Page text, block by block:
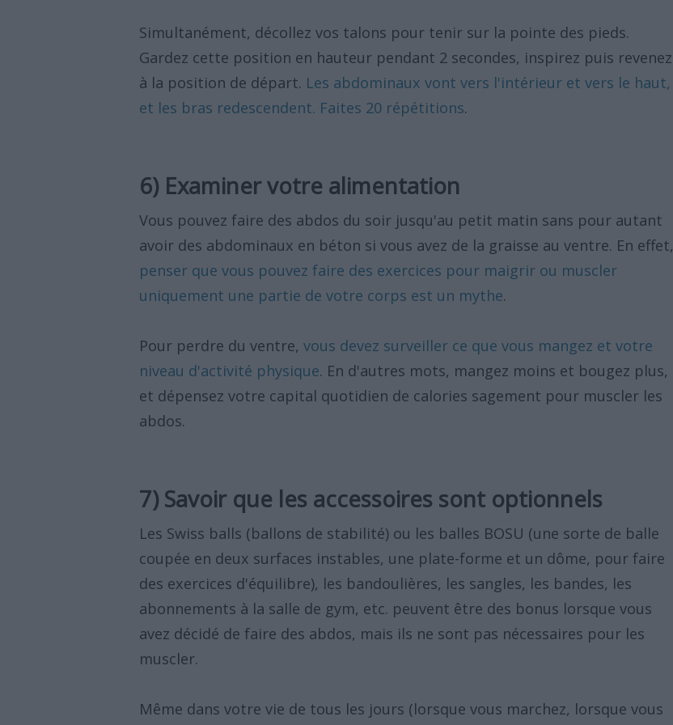
Simultanément, décollez vos talons pour tenir sur la pointe des pieds.
Gardez cette position en hauteur pendant 2 secondes, inspirez puis revenez
à la position de départ. Les abdominaux vont vers l'intérieur et vers le haut,
et les bras redescendent. Faites 20 répétitions.
6) Examiner votre alimentation
Vous pouvez faire des abdos du soir jusqu'au petit matin sans pour autant
avoir des abdominaux en béton si vous avez de la graisse au ventre. En effet,
penser que vous pouvez faire des exercices pour maigrir ou muscler
uniquement une partie de votre corps est un mythe.
Pour perdre du ventre, vous devez surveiller ce que vous mangez et votre
niveau d'activité physique. En d'autres mots, mangez moins et bougez plus,
et dépensez votre capital quotidien de calories sagement pour muscler les
abdos.
7) Savoir que les accessoires sont optionnels
Les Swiss balls (ballons de stabilité) ou les balles BOSU (une sorte de balle
coupée en deux surfaces instables, une plate-forme et un dôme, pour faire
des exercices d'équilibre), les bandoulières, les sangles, les bandes, les
abonnements à la salle de gym, etc. peuvent être des bonus lorsque vous
avez décidé de faire des abdos, mais ils ne sont pas nécessaires pour les
muscler.
Même dans votre vie de tous les jours (lorsque vous marchez, lorsque vous